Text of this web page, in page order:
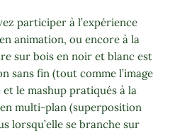
participer à l’expérience
animation, ou encore à la
sur bois en noir et blanc est
sans fin (tout comme l’image
le mashup pratiqués à la
multi-plan (superposition
lorsqu’elle se branche sur